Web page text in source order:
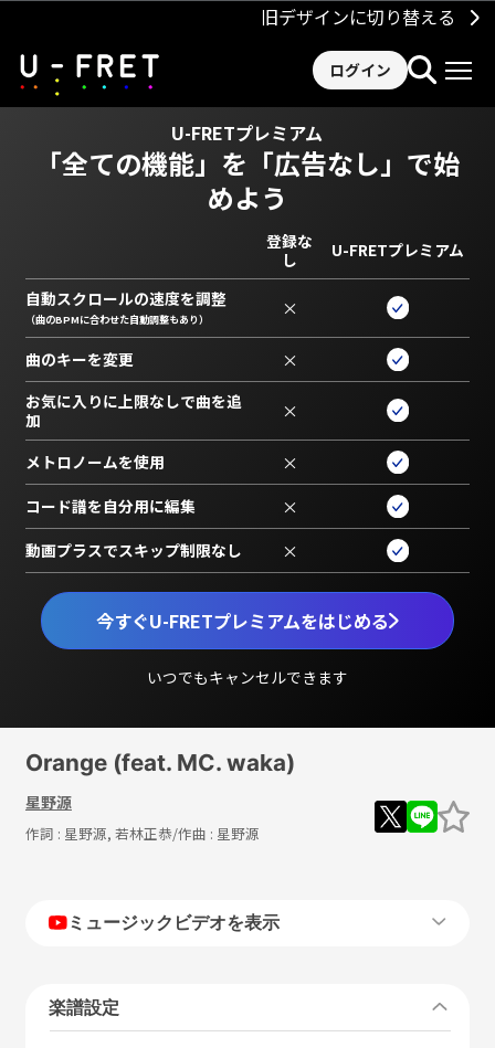
旧デザインに切り替える
ログイン
U-FRETプレミアム
「全ての機能」を 「広告なし」で始
めよう
今すぐU-FRETプレミアムをはじめる
いつでもキャンセルできます
登録な
し
U-FRETプレミアム
自動スクロールの速度を調整
（曲のBPMに合わせた自動調整もあり） ×
曲のキーを変更 ×
お気に入りに上限なしで曲を追
加
×
メトロノームを使用 ×
コード譜を自分用に編集 ×
動画プラスでスキップ制限なし ×
Orange (feat. MC. waka)
星野源
作詞 : 星野源, 若林正恭/作曲 : 星野源
ミュージックビデオを表示
楽譜設定